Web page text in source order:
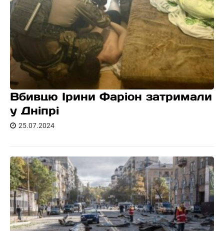
Вбивцю Ірини Фаріон затримали
у Дніпрі
25.07.2024